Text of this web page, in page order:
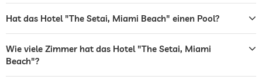
Wäscheservice
Garten/Außenbereich
Bar
Hat das Hotel "The Setai, Miami Beach" einen Pool?
Wie viele Zimmer hat das Hotel "The Setai, Miami
Beach"?